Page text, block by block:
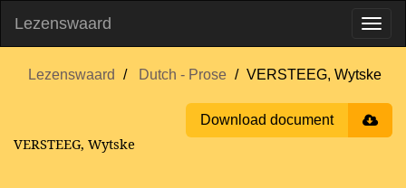
Lezenswaard
Lezenswaard Dutch - Prose VERSTEEG, Wytske
Download document
VERSTEEG, Wytske